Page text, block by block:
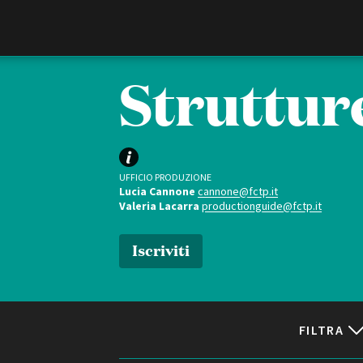
Storia della Fondazione
Partner
UFFICIO PRODUZIONE
Lucia Cannone cannone@fctp.it
Valeria Lacarra productionguide@fctp.it
Iscriviti
FILTRA